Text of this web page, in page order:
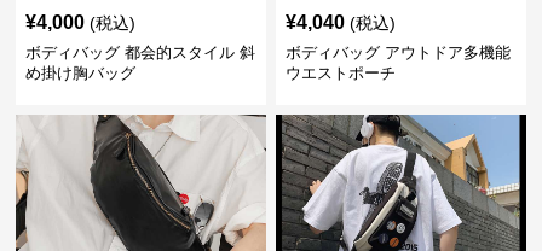
¥4,000 (税込)
ボディバッグ 都会的スタイル 斜
め掛け胸バッグ
¥4,040 (税込)
ボディバッグ アウトドア多機能
ウエストポーチ